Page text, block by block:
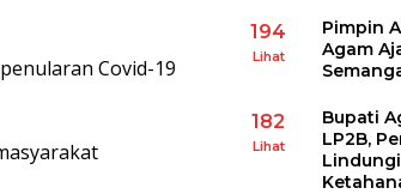
Covid-19
194
Lihat
Pimpin
Agam
182
Lihat
Bupati
LP2B,